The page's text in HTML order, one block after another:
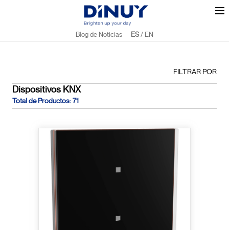
Blog de Noticias ES/ EN
FILTRAR POR
Dispositivos KNX
Total de Productos: 71